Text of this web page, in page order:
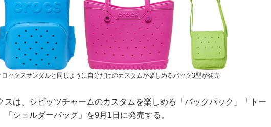
ロックスサンダルと同じように自分だけのカスタムが楽しめるバッグ3型が発売
は、ジビッツチャームのカスタムを楽しめる「バックパック」「トー
「ショルダーバッグ」を9月1日に発売する。